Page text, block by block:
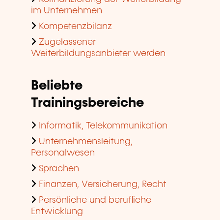
im Unternehmen
Kompetenzbilanz
Zugelassener
Weiterbildungsanbieter werden
Beliebte
Trainingsbereiche
Informatik, Telekommunikation
Unternehmensleitung,
Personalwesen
Sprachen
Finanzen, Versicherung, Recht
Persönliche und berufliche
Entwicklung